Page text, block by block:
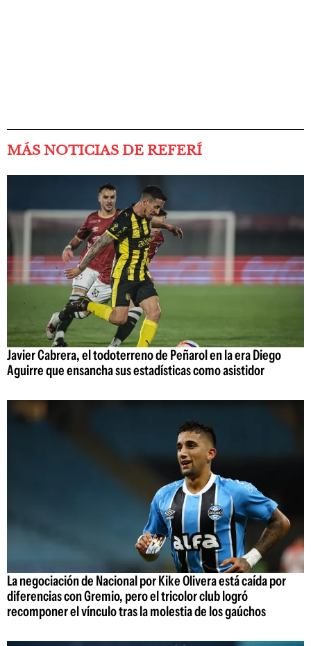
MÁS NOTICIAS DE REFERÍ
Javier Cabrera, el todoterreno de Peñarol en la era Diego
Aguirre que ensancha sus estadísticas como asistidor
La negociación de Nacional por Kike Olivera está caída por
diferencias con Gremio, pero el tricolor club logró
recomponer el vínculo tras la molestia de los gaúchos